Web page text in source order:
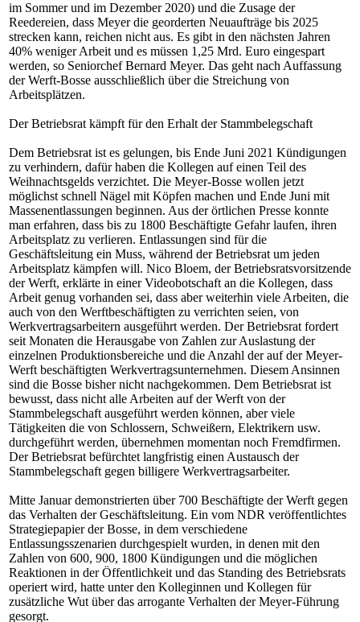
im Sommer und im Dezember 2020) und die Zusage der
Reedereien, dass Meyer die georderten Neuaufträge bis 2025
strecken kann, reichen nicht aus. Es gibt in den nächsten Jahren
40% weniger Arbeit und es müssen 1,25 Mrd. Euro eingespart
werden, so Seniorchef Bernard Meyer. Das geht nach Auffassung
der Werft-Bosse ausschließlich über die Streichung von
Arbeitsplätzen.
Der Betriebsrat kämpft für den Erhalt der Stammbelegschaft
Dem Betriebsrat ist es gelungen, bis Ende Juni 2021 Kündigungen
zu verhindern, dafür haben die Kollegen auf einen Teil des
Weihnachtsgelds verzichtet. Die Meyer-Bosse wollen jetzt
möglichst schnell Nägel mit Köpfen machen und Ende Juni mit
Massenentlassungen beginnen. Aus der örtlichen Presse konnte
man erfahren, dass bis zu 1800 Beschäftigte Gefahr laufen, ihren
Arbeitsplatz zu verlieren. Entlassungen sind für die
Geschäftsleitung ein Muss, während der Betriebsrat um jeden
Arbeitsplatz kämpfen will. Nico Bloem, der Betriebsratsvorsitzende
der Werft, erklärte in einer Videobotschaft an die Kollegen, dass
Arbeit genug vorhanden sei, dass aber weiterhin viele Arbeiten, die
auch von den Werftbeschäftigten zu verrichten seien, von
Werkvertragsarbeitern ausgeführt werden. Der Betriebsrat fordert
seit Monaten die Herausgabe von Zahlen zur Auslastung der
einzelnen Produktionsbereiche und die Anzahl der auf der Meyer-
Werft beschäftigten Werkvertragsunternehmen. Diesem Ansinnen
sind die Bosse bisher nicht nachgekommen. Dem Betriebsrat ist
bewusst, dass nicht alle Arbeiten auf der Werft von der
Stammbelegschaft ausgeführt werden können, aber viele
Tätigkeiten die von Schlossern, Schweißern, Elektrikern usw.
durchgeführt werden, übernehmen momentan noch Fremdfirmen.
Der Betriebsrat befürchtet langfristig einen Austausch der
Stammbelegschaft gegen billigere Werkvertragsarbeiter.
Mitte Januar demonstrierten über 700 Beschäftigte der Werft gegen
das Verhalten der Geschäftsleitung. Ein vom NDR veröffentlichtes
Strategiepapier der Bosse, in dem verschiedene
Entlassungsszenarien durchgespielt wurden, in denen mit den
Zahlen von 600, 900, 1800 Kündigungen und die möglichen
Reaktionen in der Öffentlichkeit und das Standing des Betriebsrats
operiert wird, hatte unter den Kolleginnen und Kollegen für
zusätzliche Wut über das arrogante Verhalten der Meyer-Führung
gesorgt.